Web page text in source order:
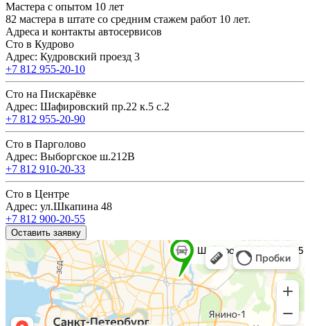
Мастера с опытом 10 лет
82 мастера в штате со средним стажем работ 10 лет.
Адреса и контакты автосервисов
Сто в Кудрово
Адрес: Кудровский проезд 3
+7 812 955-20-10
Сто на Пискарёвке
Адрес: Шафировский пр.22 к.5 с.2
+7 812 955-20-90
Сто в Парголово
Адрес: Выборгское ш.212В
+7 812 910-20-33
Сто в Центре
Адрес: ул.Шкапина 48
+7 812 900-20-55
Оставить заявку